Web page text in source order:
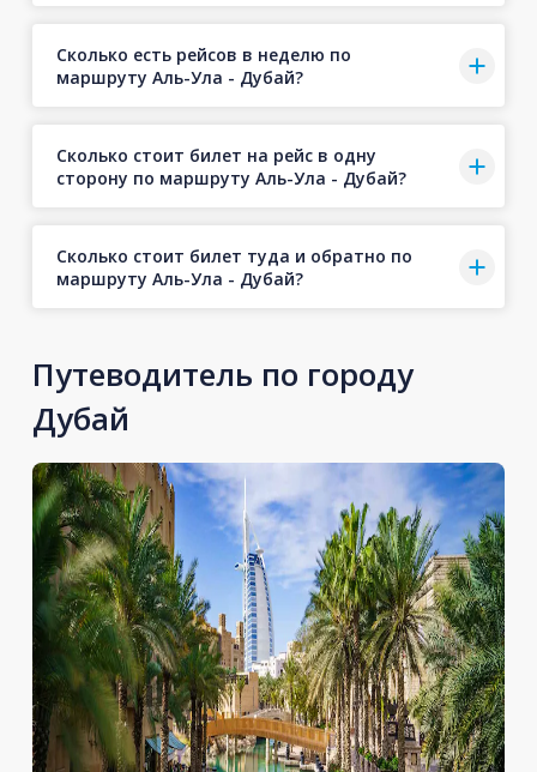
Сколько есть рейсов в неделю по
маршруту Аль-Ула - Дубай?
Сколько стоит билет на рейс в одну
сторону по маршруту Аль-Ула - Дубай?
Сколько стоит билет туда и обратно по
маршруту Аль-Ула - Дубай?
Путеводитель по городу
Дубай